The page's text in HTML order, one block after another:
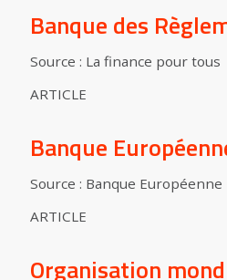
Banque des
Source : La finance pour tous
ARTICLE
Banque
Source : Banque
ARTICLE
Organisation